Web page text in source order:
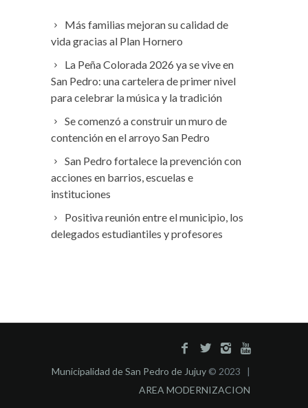
Más familias mejoran su calidad de
vida gracias al Plan Hornero
La Peña Colorada 2026 ya se vive en
San Pedro: una cartelera de primer nivel
para celebrar la música y la tradición
Se comenzó a construir un muro de
contención en el arroyo San Pedro
San Pedro fortalece la prevención con
acciones en barrios, escuelas e
instituciones
Positiva reunión entre el municipio, los
delegados estudiantiles y profesores
Municipalidad de San Pedro de Jujuy © 2023 |
AREA MODERNIZACION